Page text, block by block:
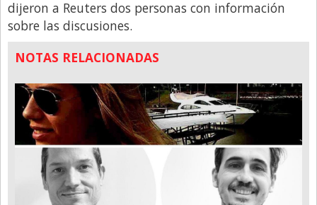
dijeron a Reuters dos personas con información
sobre las discusiones.
NOTAS RELACIONADAS